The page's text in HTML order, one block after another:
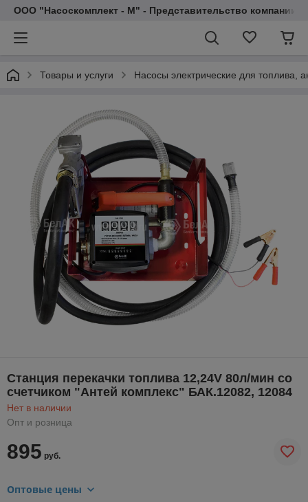
ООО "Насоскомплект - М" - Представительство компании
Товары и услуги Насосы электрические для топлива,
Станция перекачки топлива 12,24V 80л/мин со
счетчиком "Антей комплекс" БАК.12082, 12084
Нет в наличии
Опт и розница
895 руб.
Оптовые цены